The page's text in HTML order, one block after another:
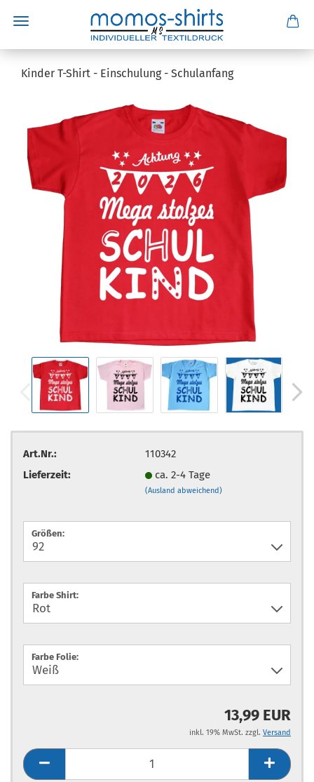
Kinder T-Shirt - Einschulung - Schulanfang
Art.Nr.:
110342
Lieferzeit:
ca. 2-4 Tage
(Ausland abweichend)
Größen:
Farbe Shirt:
Farbe Folie:
13,99 EUR
inkl. 19% MwSt. zzgl. Versand